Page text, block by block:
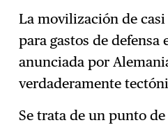
La movilización de
para gastos de
anunciada por
verdaderamente
Se trata de un punto